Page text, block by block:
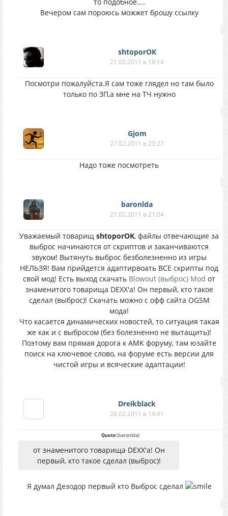
Вечером сам пороюсь можжет брошу ссылку
shtoporOK
21.02.2011 в 18:14
Посмотри пожалуйста.Я сам тоже глядел но там было
только по ЗП,а мне на ТЧ нужно
Gjom
27.02.2011 в 20:27
Надо тоже посмотреть
baronlda
27.02.2011 в 21:04
Уважаемый товарищ shtoporOK, файлы отвечающие за
выброс начинаются от скриптов и заканчиваются
звуком! Вытянуть выброс безболезненно из игры
НЕЛЬЗЯ! Вам прийдется адаптирвоать ВСЕ скрипты под
свой мод! Есть выход скачать Blowout (выброс) Mod от
знаменитого товарища DEXX'a! Он первый, кто такое
сделал (выброс)! Скачать можно с офф сайта OGSM
мода!
Что касается динамических новостей, то ситуация такая
же как и с выбросом (без болезненно не вытащить)!
Поэтому вам прямая дорога к AMK форуму, там юзайте
поиск на ключевое слово, на форуме есть версии для
чистой игры и всяческие адаптации!
Dreikblack
28.02.2011 в 14:41
Quote(baronlda)
от знаменитого товарища DEXX'a! Он
первый, кто такое сделал (выброс)!
Я думал Дезодор первый кто Выброс сделал